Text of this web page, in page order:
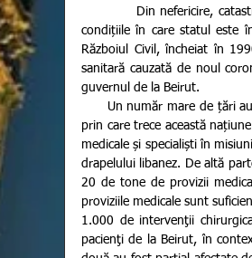
condițiile în care statul este
Războiul Civil, încheiat în
sanitară cauzată de noul
guvernul de la Beirut.
prin care trece această
medicale și specialiști în
drapelului libanez. De altă
20 de tone de provizii
proviziile medicale sunt
1.000 de intervenţii
pacienţi de la Beirut, în